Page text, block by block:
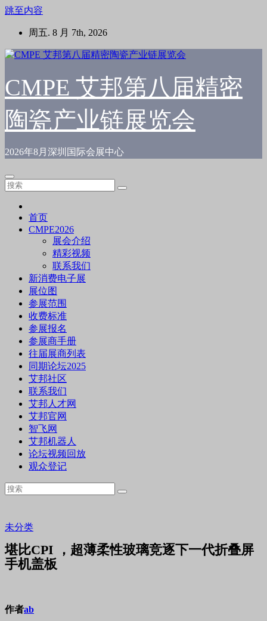
跳至内容
周五. 8 月 7th, 2026
CMPE 艾邦第八届精密
陶瓷产业链展览会
2026年8月深圳国际会展中心
首页
CMPE2026
展会介绍
精彩视频
联系我们
新消费电子展
展位图
参展范围
收费标准
参展报名
参展商手册
往届展商列表
同期论坛2025
艾邦社区
联系我们
艾邦人才网
艾邦官网
智飞网
艾邦机器人
论坛视频回放
观众登记
未分类
堪比CPI ，超薄柔性玻璃竞逐下一代折叠屏
手机盖板
作者ab